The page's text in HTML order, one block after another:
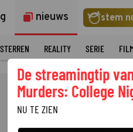
nieuws stem
STERREN REALITY SERIE
De streamingtip
Murders: College
NU TE ZIEN